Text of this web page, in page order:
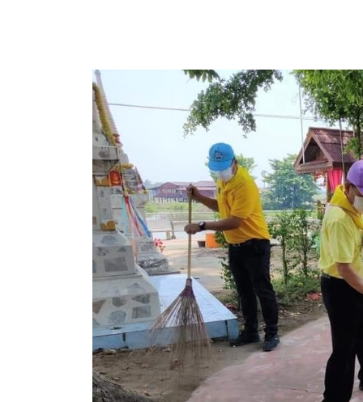
กิจกรรม
ข่าวประชาสัมพันธ์
ประกาศจัดซื้อ-จัดจ้าง
ประกาศจัดซื้อ-จัดจ้างภาครัฐ
รายงานผู้ใช้บริการกล้อง CCTV
ข้อมูลการเลือกตั้ง
นโยบายคุ้มครองข้อมูลส่วนบุคคล
ผลงาน